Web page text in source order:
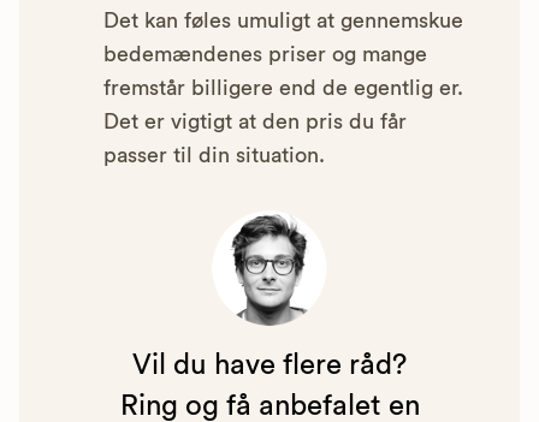
Det kan føles umuligt at gennemskue
bedemændenes priser og mange
fremstår billigere end de egentlig er.
Det er vigtigt at den pris du får
passer til din situation.
Vil du have flere råd?
Ring og få anbefalet en